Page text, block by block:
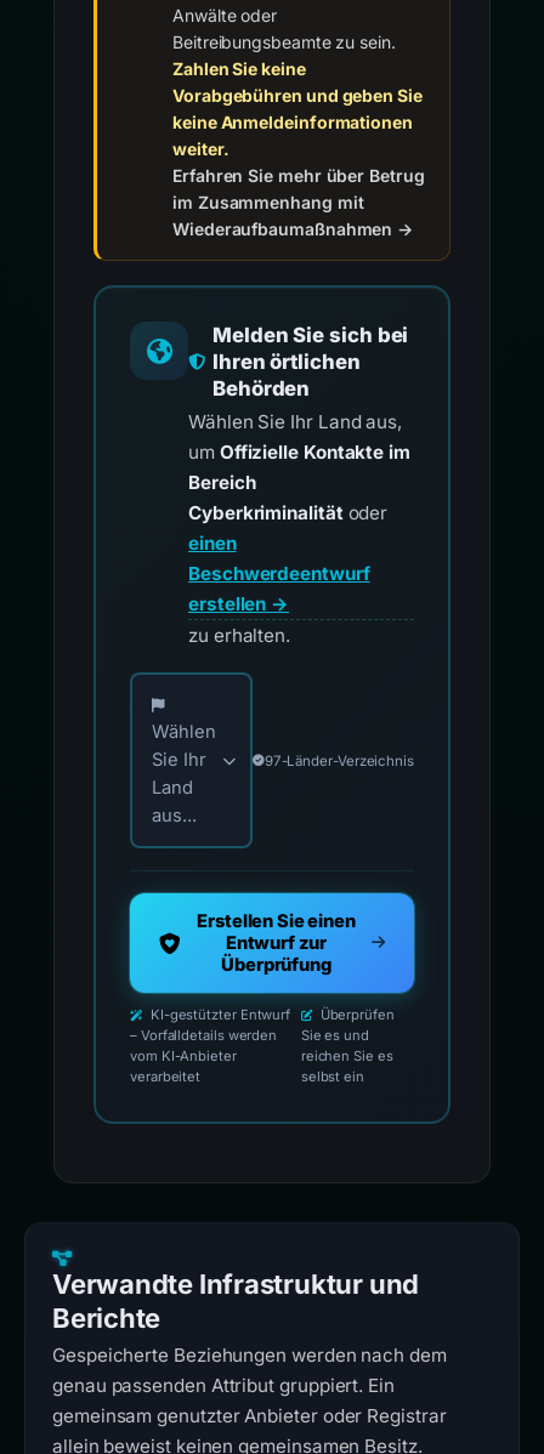
Anwälte oder
Beitreibungsbeamte zu sein.
Zahlen Sie keine
Vorabgebühren und geben Sie
keine Anmeldeinformationen
weiter.
Erfahren Sie mehr über Betrug
im Zusammenhang mit
Wiederaufbaumaßnahmen →
Melden Sie sich bei
Ihren örtlichen
Behörden
Wählen Sie Ihr Land aus,
um Offizielle Kontakte im
Bereich
Cyberkriminalitätoder
einen
Beschwerdeentwurf
erstellen →
zu erhalten.
Wählen Sie Ihr Land für offizielle
Wählen
Sie Ihr
Land
aus...
97-Länder-Verzeichnis
Erstellen Sie einen
Entwurf zur
Überprüfung
KI-gestützter Entwurf
– Vorfalldetails werden
vom KI-Anbieter
verarbeitet
Überprüfen
Sie es und
reichen Sie es
selbst ein
Verwandte Infrastruktur und
Berichte
Gespeicherte Beziehungen werden nach dem
genau passenden Attribut gruppiert. Ein
gemeinsam genutzter Anbieter oder Registrar
allein beweist keinen gemeinsamen Besitz.